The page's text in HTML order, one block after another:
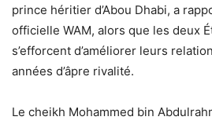
prince héritier d’Abou Dhabi, a
officielle WAM, alors que les deux
s’efforcent d’améliorer leurs
années d’âpre rivalité.
Le cheikh Mohammed bin